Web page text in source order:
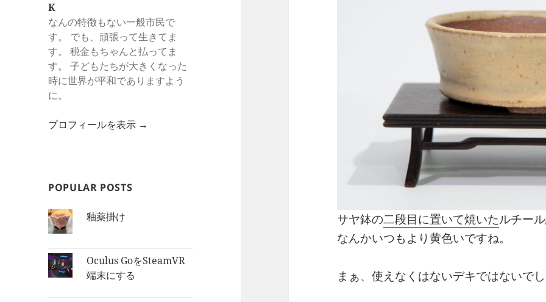
K
なんの特徴もない一般市民で
す。 でも、頑張って生きてま
す。 税金もちゃんと払ってま
す。 子どもたちが大きくなった
時に世界が平和でありますよう
に。
プロフィールを表示 →
POPULAR POSTS
釉薬掛け
Oculus GoをSteamVR
端末にする
サヤ鉢の二段目に置いて焼いたルチー
なんかいつもより黄色いですね。
まぁ、使えなくはないデキではないで